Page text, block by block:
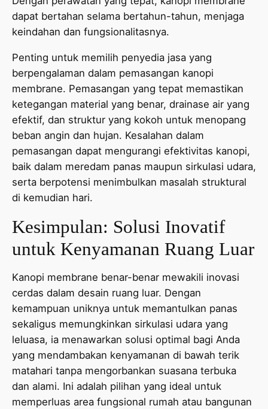
dapat bertahan selama bertahun-tahun, menjaga
keindahan dan fungsionalitasnya.
Penting untuk memilih penyedia jasa yang
berpengalaman dalam pemasangan kanopi
membrane. Pemasangan yang tepat memastikan
ketegangan material yang benar, drainase air yang
efektif, dan struktur yang kokoh untuk menopang
beban angin dan hujan. Kesalahan dalam
pemasangan dapat mengurangi efektivitas kanopi,
baik dalam meredam panas maupun sirkulasi udara,
serta berpotensi menimbulkan masalah struktural
di kemudian hari.
Kesimpulan: Solusi Inovatif
untuk Kenyamanan Ruang Luar
Kanopi membrane benar-benar mewakili inovasi
cerdas dalam desain ruang luar. Dengan
kemampuan uniknya untuk memantulkan panas
sekaligus memungkinkan sirkulasi udara yang
leluasa, ia menawarkan solusi optimal bagi Anda
yang mendambakan kenyamanan di bawah terik
matahari tanpa mengorbankan suasana terbuka
dan alami. Ini adalah pilihan yang ideal untuk
memperluas area fungsional rumah atau bangunan